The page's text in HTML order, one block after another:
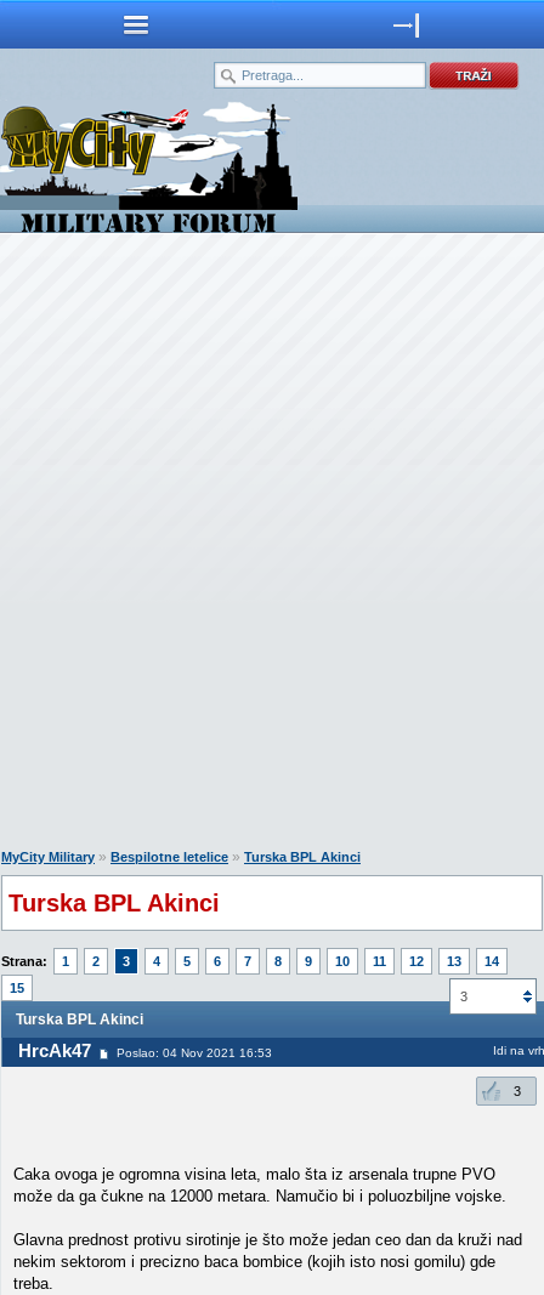
MyCity Military » Bespilotne letelice » Turska BPL Akinci
Turska BPL Akinci
Strana: 1 2 3 4 5 6 7 8 9 10 11 12 13
14
15
3
Turska BPL Akinci
HrcAk47 Poslao: 04 Nov 2021 16:53 Idi na vrh
3
Caka ovoga je ogromna visina leta, malo šta iz arsenala trupne PVO
može da ga čukne na 12000 metara. Namučio bi i poluozbiljne vojske.
Glavna prednost protivu sirotinje je što može jedan ceo dan da kruži nad
nekim sektorom i precizno baca bombice (kojih isto nosi gomilu) gde
treba.